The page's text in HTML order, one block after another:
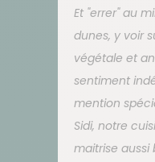
Et "errer" au
dunes, y voir
végétale et
sentiment
mention
Sidi, notre
maitrise aussi